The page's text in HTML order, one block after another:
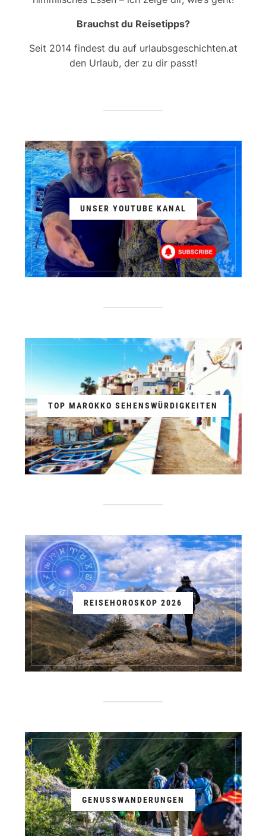
Brauchst du Reisetipps?
Seit 2014 findest du auf urlaubsgeschichten.at
den Urlaub, der zu dir passt!
UNSER YOUTUBE KANAL
TOP MAROKKO SEHENSWÜRDIGKEITEN
REISEHOROSKOP 2026
GENUSSWANDERUNGEN